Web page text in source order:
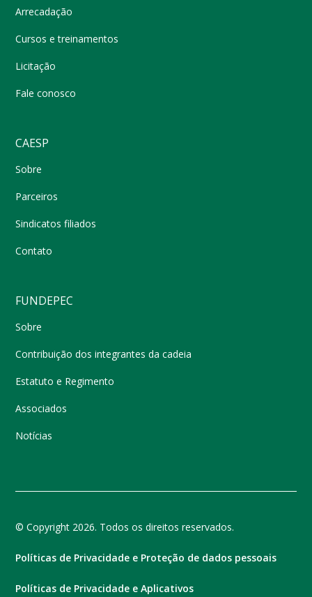
Arrecadação
Cursos e treinamentos
Licitação
Fale conosco
CAESP
Sobre
Parceiros
Sindicatos filiados
Contato
FUNDEPEC
Sobre
Contribuição dos integrantes da cadeia
Estatuto e Regimento
Associados
Notícias
© Copyright 2026. Todos os direitos reservados.
Políticas de Privacidade e Proteção de dados pessoais
Políticas de Privacidade e Aplicativos